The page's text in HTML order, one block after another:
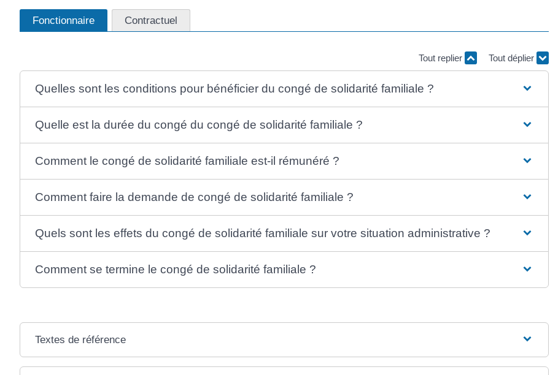
Fonctionnaire Contractuel
Tout replier Tout déplier
Quelles sont les conditions pour bénéficier du congé de solidarité familiale ?
Quelle est la durée du congé du congé de solidarité familiale ?
Comment le congé de solidarité familiale est-il rémunéré ?
Comment faire la demande de congé de solidarité familiale ?
Quels sont les effets du congé de solidarité familiale sur votre situation administrative ?
Comment se termine le congé de solidarité familiale ?
Textes de référence